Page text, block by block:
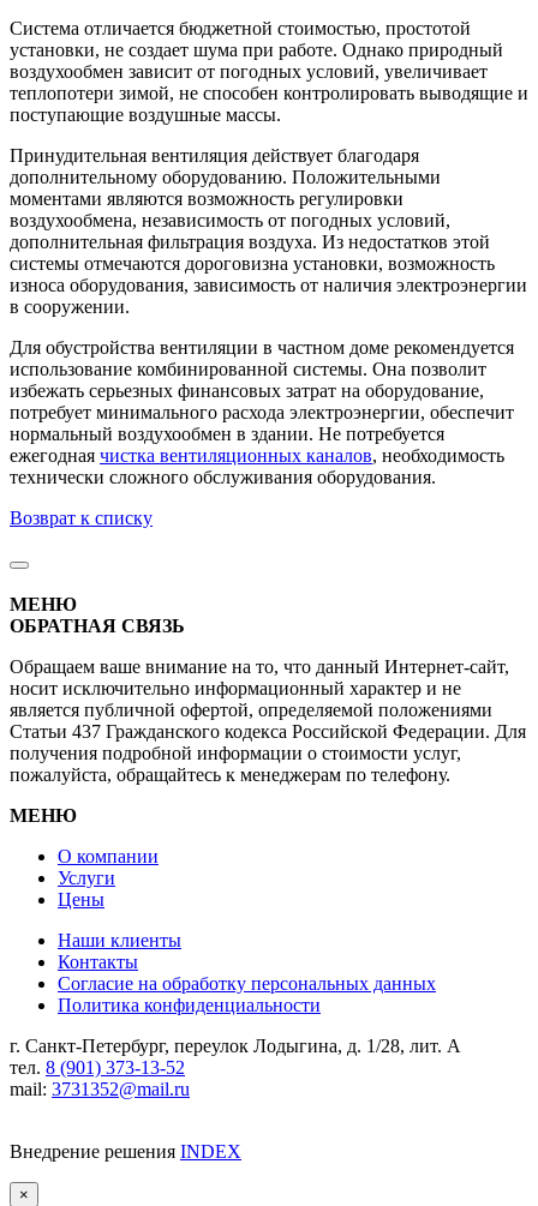
Система отличается бюджетной стоимостью, простотой
установки, не создает шума при работе. Однако природный
воздухообмен зависит от погодных условий, увеличивает
теплопотери зимой, не способен контролировать выводящие и
поступающие воздушные массы.
Принудительная вентиляция действует благодаря
дополнительному оборудованию. Положительными
моментами являются возможность регулировки
воздухообмена, независимость от погодных условий,
дополнительная фильтрация воздуха. Из недостатков этой
системы отмечаются дороговизна установки, возможность
износа оборудования, зависимость от наличия электроэнергии
в сооружении.
Для обустройства вентиляции в частном доме рекомендуется
использование комбинированной системы. Она позволит
избежать серьезных финансовых затрат на оборудование,
потребует минимального расхода электроэнергии, обеспечит
нормальный воздухообмен в здании. Не потребуется
ежегодная чистка вентиляционных каналов, необходимость
технически сложного обслуживания оборудования.
Возврат к списку
МЕНЮ
ОБРАТНАЯ СВЯЗЬ
Обращаем ваше внимание на то, что данный Интернет-сайт,
носит исключительно информационный характер и не
является публичной офертой, определяемой положениями
Статьи 437 Гражданского кодекса Российской Федерации. Для
получения подробной информации о стоимости услуг,
пожалуйста, обращайтесь к менеджерам по телефону.
МЕНЮ
О компании
Услуги
Цены
Наши клиенты
Контакты
Согласие на обработку персональных данных
Политика конфиденциальности
г. Санкт-Петербург, переулок Лодыгина, д. 1/28, лит. А
тел. 8 (901) 373-13-52
mail: 3731352@mail.ru
Внедрение решения INDEX
×